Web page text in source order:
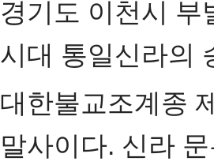
경기도 이천시 부
시대 통일신라의
대한불교조계종
말사이다. 신라